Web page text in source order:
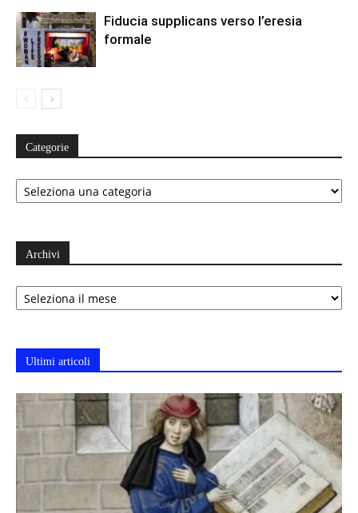
Fiducia supplicans verso l’eresia
formale
Categorie
Categorie
Archivi
Archivi
Ultimi articoli